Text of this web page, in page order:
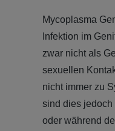
Mycoplasma
Infektion im
zwar nicht als
sexuellen
nicht immer zu
sind dies jedoch
oder während